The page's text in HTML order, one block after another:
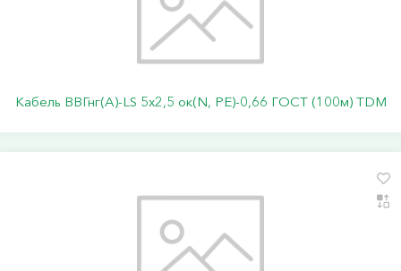
Кабель ВВГнг(А)-LS 5х2,5 ок(N, PE)-0,66 ГОСТ (100м) TDM